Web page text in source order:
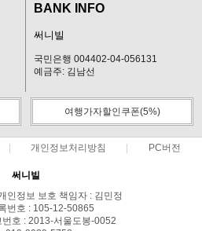
BANK INFO
써니빌
국민은행 004402-04-056131
예금주: 김남선
여행가자할인쿠폰(5%)
개인정보처리방침 PC버전
써니빌
인정보 보호 책임자 : 김민정
번호 : 105-12-50865
호 : 2013-서울도봉-0052